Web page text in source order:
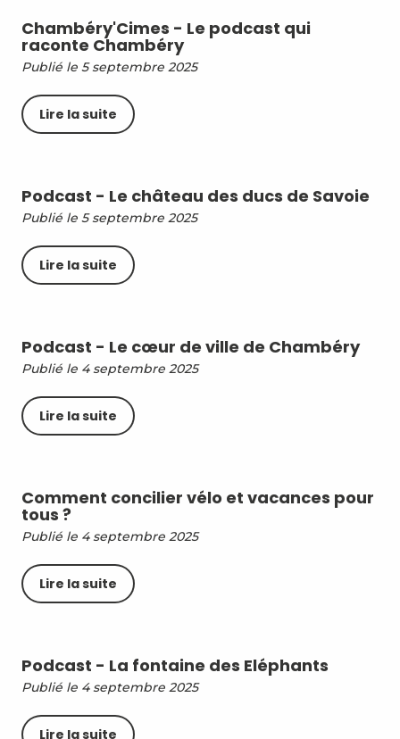
Chambéry'Cimes - Le podcast qui
raconte Chambéry
Publié le 5 septembre 2025
Lire la suite
Podcast - Le château des ducs de Savoie
Publié le 5 septembre 2025
Lire la suite
Podcast - Le cœur de ville de Chambéry
Publié le 4 septembre 2025
Lire la suite
Comment concilier vélo et vacances pour
tous ?
Publié le 4 septembre 2025
Lire la suite
Podcast - La fontaine des Eléphants
Publié le 4 septembre 2025
Lire la suite